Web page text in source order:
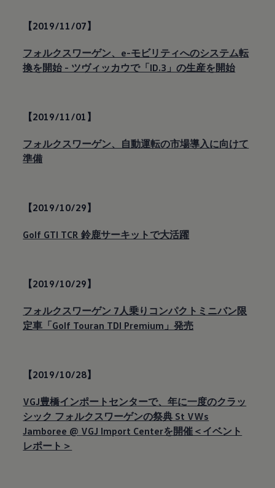
【2019/11/07】
フォルクスワーゲン、e-モビリティへのシステム転
換を開始 - ツヴィッカウで「ID.3」の生産を開始
【2019/11/01】
フォルクスワーゲン、自動運転の市場導入に向けて
準備
【2019/10/29】
Golf GTI TCR 鈴鹿サーキットで大活躍
【2019/10/29】
フォルクスワーゲン 7人乗りコンパクトミニバン限
定車「Golf Touran TDI Premium」発売
【2019/10/28】
VGJ豊橋インポートセンターで、年に一度のクラッ
シック フォルクスワーゲンの祭典 St VWs
Jamboree @ VGJ Import Centerを開催＜イベント
レポート＞